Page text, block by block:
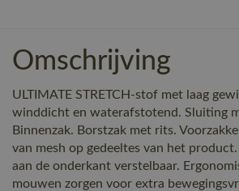
Omschrijving
ULTIMATE STRETCH-stof met laag
winddicht en waterafstotend. Sluiting
Binnenzak. Borstzak met rits.
van mesh op gedeeltes van het
aan de onderkant verstelbaar.
mouwen zorgen voor extra